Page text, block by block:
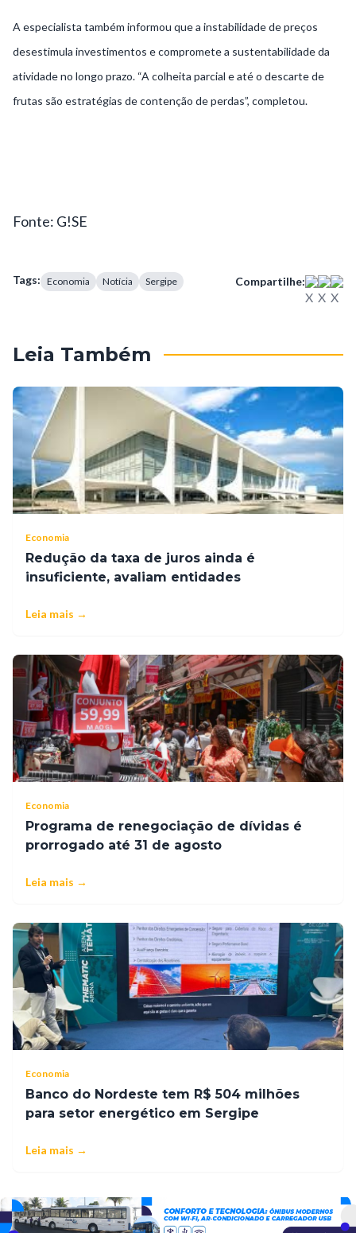
A especialista também informou que a instabilidade de preços
desestimula investimentos e compromete a sustentabilidade da
atividade no longo prazo. “A colheita parcial e até o descarte de
frutas são estratégias de contenção de perdas”, completou.
Fonte: G!SE
Tags: Economia Notícia Sergipe Compartilhe:
Leia Também
Economia
Redução da taxa de juros ainda é
insuficiente, avaliam entidades
Leia mais →
Economia
Programa de renegociação de dívidas é
prorrogado até 31 de agosto
Leia mais →
Economia
Banco do Nordeste tem R$ 504 milhões
para setor energético em Sergipe
Leia mais →